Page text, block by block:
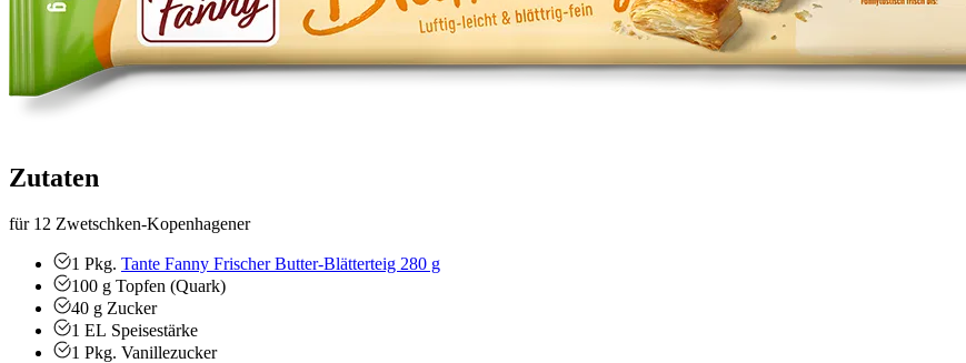
Zutaten
für 12 Zwetschken-Kopenhagener
1 Pkg. Tante Fanny Frischer Butter-Blätterteig 280 g
100 g Topfen (Quark)
40 g Zucker
1 EL Speisestärke
1 Pkg. Vanillezucker